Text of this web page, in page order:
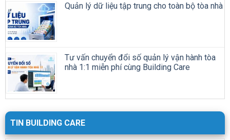
Quản lý dữ liệu tập trung cho toàn bộ tòa nhà
Tư vấn chuyển đổi số quản lý vận hành tòa
nhà 1:1 miễn phí cùng Building Care
TIN BUILDING CARE